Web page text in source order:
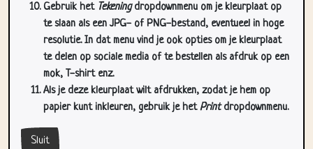
Gebruik het Tekeningdropdownmenu om je kleurplaat op
te slaan als een JPG- of PNG-bestand, eventueel in hoge
resolutie. In dat menu vind je ook opties om je kleurplaat
te delen op sociale media of te bestellen als afdruk op een
mok, T-shirt enz.
Als je deze kleurplaat wilt afdrukken, zodat je hem op
papier kunt inkleuren, gebruik je hetPrintdropdownmenu.
Sluit